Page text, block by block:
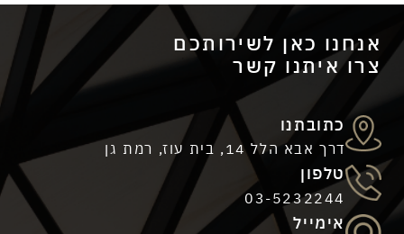
לשירותכם
קשר
כתובתנו
דרך אבא הלל 14, בית עוז, רמת גן
טלפון
03-5232244
אימייל